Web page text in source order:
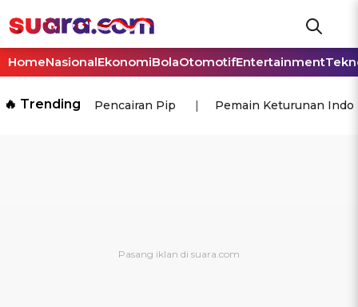
HomeNasionalEkonomiBolaOtomotifEntertainment
🔥 Trending Pencairan Pip Pemain Keturunan